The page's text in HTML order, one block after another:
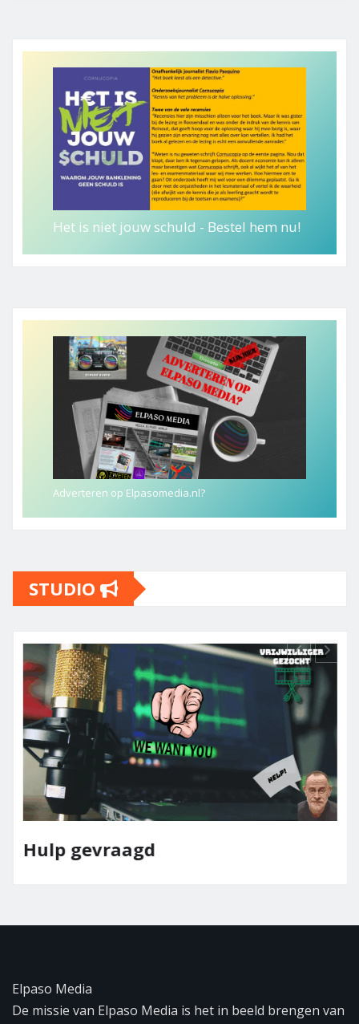
Het is niet jouw schuld - Bestel hem nu!
Adverteren op Elpasomedia.nl?
STUDIO
Hulp gevraagd
Elpaso Media
De missie van Elpaso Media is het in beeld brengen van